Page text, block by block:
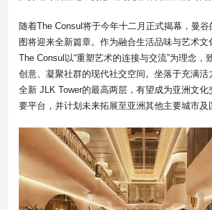
随着The Consul将于今年十二月正式揭幕，曼
图将迎来全新篇章。作为融合生活品味与艺术文
The Consul以“重塑艺术的连接与交流”为理念，
创意、凝聚社群的现代社交空间。坐落于充满活
全新 JLK Tower的最高两层，有望成为亚洲文
要平台，并计划未来拓展至亚洲其他主要城市及